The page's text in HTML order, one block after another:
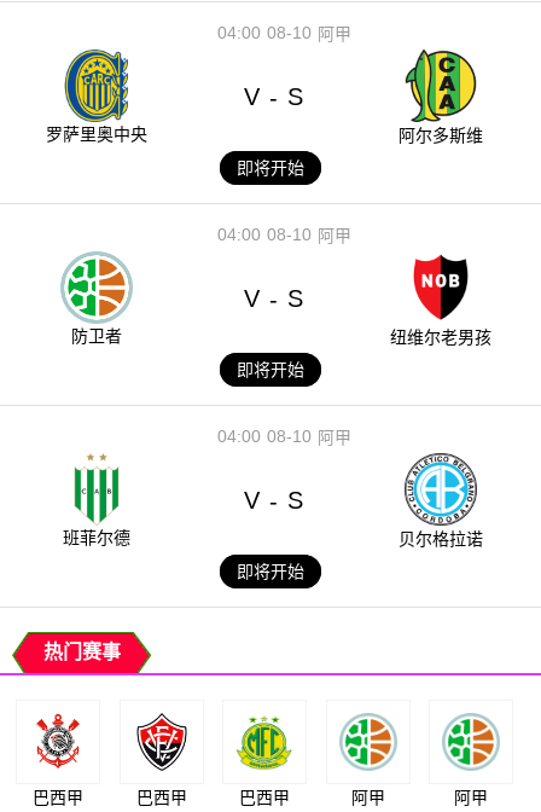
08-10
04:00 阿甲
罗萨里奥中央
V - S
阿尔多斯维
即将开始
08-10
04:00 阿甲
防卫者
V - S
纽维尔老男孩
即将开始
08-10
04:00 阿甲
班菲尔德
V - S
贝尔格拉诺
即将开始
热门赛事
巴西甲 巴西甲 巴西甲 阿甲 阿甲